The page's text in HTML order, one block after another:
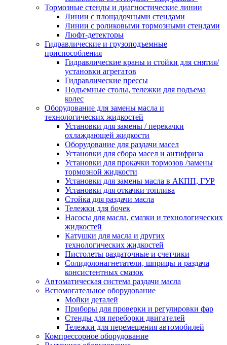
Тормозные стенды и диагностические линии
Линии с площадочными стендами
Линии с роликовыми тормозными стендами
Люфт-детекторы
Гидравлические и грузоподъемные
приспособления
Гидравлические краны и стойки для снятия/
установки агрегатов
Гидравлические прессы
Подъемные столы, тележки для подъема
колес
Оборудование для замены масла и
технологических жидкостей
Установки для замены / перекачки
охлаждающей жидкости
Оборудование для раздачи масел
Установки для сбора масел и антифриза
Установки для прокачки тормозов /замены
тормозной жидкости
Установки для замены масла в АКПП, ГУР
Установки для откачки топлива
Стойка для раздачи масла
Тележки для бочек
Насосы для масла, смазки и технологических
жидкостей
Катушки для масла и других
технологических жидкостей
Пистолеты раздаточные и счетчики
Солидолонагнетатели, шприцы и раздача
консистентных смазок
Автоматическая система раздачи масла
Вспомогательное оборудование
Мойки деталей
Приборы для проверки и регулировки фар
Стенды для переборки двигателей
Тележки для перемещения автомобилей
Компрессорное оборудование